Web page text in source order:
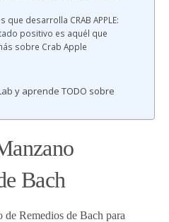
que desarrolla CRAB APPLE:
positivo es aquél que
sobre Crab Apple
y aprende TODO sobre
Bach
Remedios de Bach para